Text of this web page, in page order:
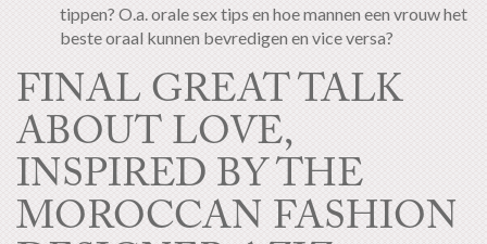
tippen? O.a. orale sex tips en hoe mannen een vrouw het
beste oraal kunnen bevredigen en vice versa?
FINAL GREAT TALK
ABOUT LOVE,
INSPIRED BY THE
MOROCCAN FASHION